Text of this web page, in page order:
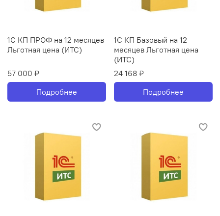
1С КП ПРОФ на 12 месяцев
Льготная цена (ИТС)
57 000 ₽
Подробнее
1С КП Базовый на 12
месяцев Льготная цена
(ИТС)
24 168 ₽
Подробнее